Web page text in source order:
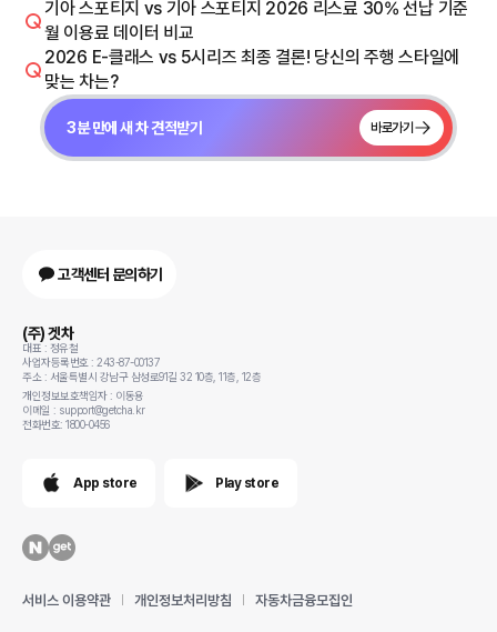
기아 스포티지 vs 기아 스포티지 2026 리스료 30% 선납 기준
월 이용료 데이터 비교
2026 E-클래스 vs 5시리즈 최종 결론! 당신의 주행 스타일에
맞는 차는?
3분 만에 새 차 견적받기 바로가기
고객센터 문의하기
(주) 겟차
대표 : 정유철
사업자등록번호 : 243-87-00137
주소 : 서울특별시 강남구 삼성로91길 32 10층, 11층, 12층
개인정보보호책임자 : 이동용
이메일 : support@getcha.kr
전화번호: 1800-0456
App store Play store
서비스 이용약관 개인정보처리방침 자동차금융모집인